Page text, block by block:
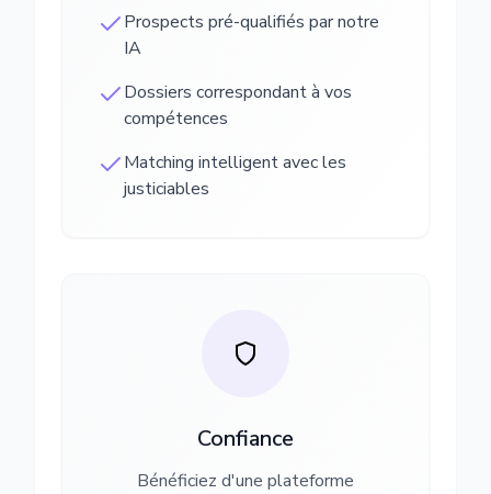
Prospects pré-qualifiés par notre
IA
Dossiers correspondant à vos
compétences
Matching intelligent avec les
justiciables
Confiance
Bénéficiez d'une plateforme